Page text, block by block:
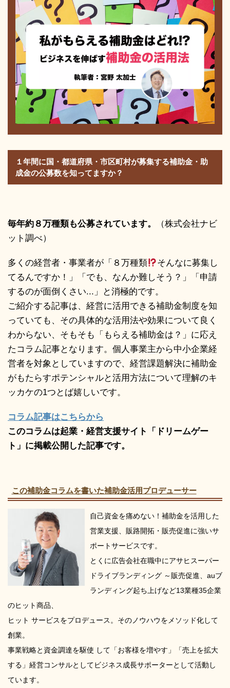
１年間に国・都道府県・市区町村が募集する補助金・助
成金の公募数を知ってますか？
毎年約８万種類も公募されています。
（株式会社ナビ
ット調べ）
多くの経営者・事業者が「８万種類
そんなに募集し
てるんですか！」「でも、なんか難しそう？」「申請
するのが面倒くさい...」と消極的です。
ご紹介する記事は、経営に活用できる補助金制度を知
っていても、その具体的な活用法や効果について良く
わからない、そもそも「もらえる補助金は？」に応え
たコラム記事となります。個人事業主から中小企業経
営者を対象としていますので、経営課題解決に補助金
がもたらすポテンシャルと活用方法について理解のキ
ッカケの1つとば嬉しいです。
コラム記事はこちらから
このコラムは起業・経営支援サイト「ドリームゲー
ト」に掲載公開した記事です。
この補助金コラムを書いた補助金活用プロデューサー
自己資金を痛めない！補助金を活用した
営業支援、販路開拓・販売促進に強いサ
ポートサービスです。
とくに広告会社在職中にアサヒスーパー
ドライブランディング ～販売促進、auブ
ランディング起ち上げなど13業種35企業
のヒット商品、
ヒット サービスをプロデュース。そのノウハウをメソッド化して
創業。
事業戦略と資金調達を駆使 して「お客様を増やす」「売上を拡大
する」経営コンサルとしてビジネス成長サポーターとして活動し
ています。